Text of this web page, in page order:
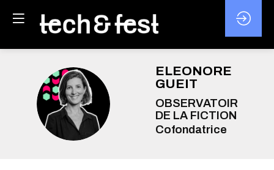
EG
ELEONORE
GUEIT
OBSERVATOIRE
DE LA FICTION
Cofondatrice